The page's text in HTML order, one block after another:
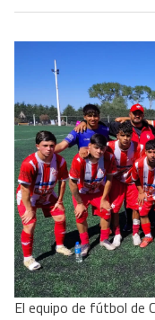
El equipo de fútbol de